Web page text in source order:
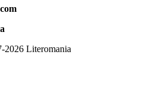
2026 Literomania